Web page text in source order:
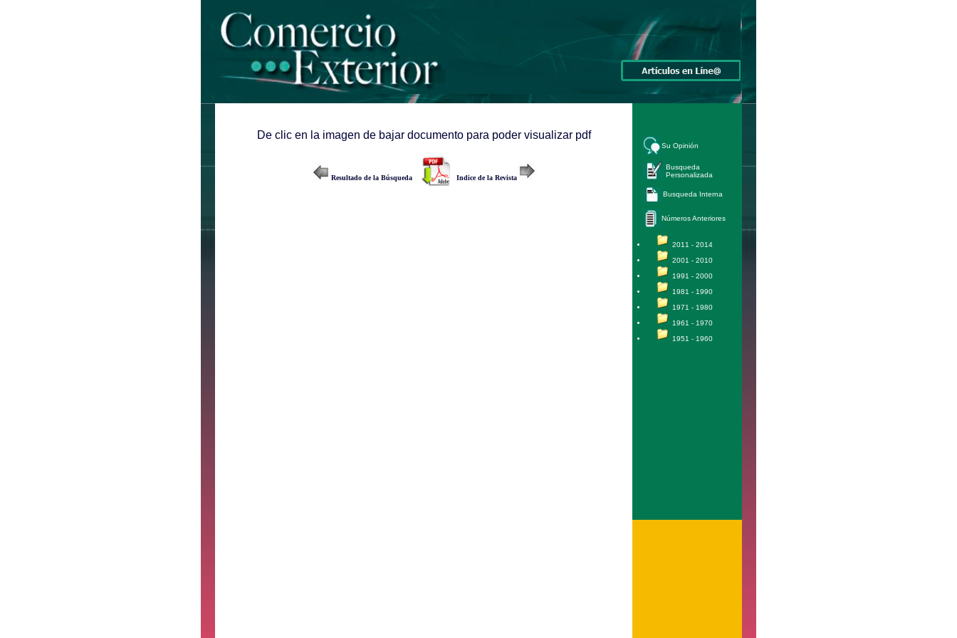
De clic en la imagen de bajar documento para poder visualizar pdf
Resultado de la Búsqueda Indice de la Revista
Su Opinión
Busqueda
Personalizada
Busqueda Interna
Números Anteriores
2011 - 2014
2001 - 2010
1991 - 2000
1981 - 1990
1971 - 1980
1961 - 1970
1951 - 1960